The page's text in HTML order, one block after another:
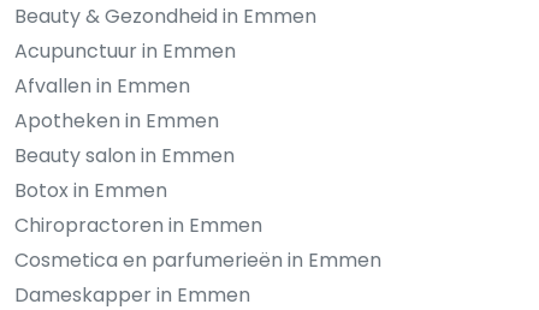
Beauty & Gezondheid in Emmen
Acupunctuur in Emmen
Afvallen in Emmen
Apotheken in Emmen
Beauty salon in Emmen
Botox in Emmen
Chiropractoren in Emmen
Cosmetica en parfumerieën in Emmen
Dameskapper in Emmen